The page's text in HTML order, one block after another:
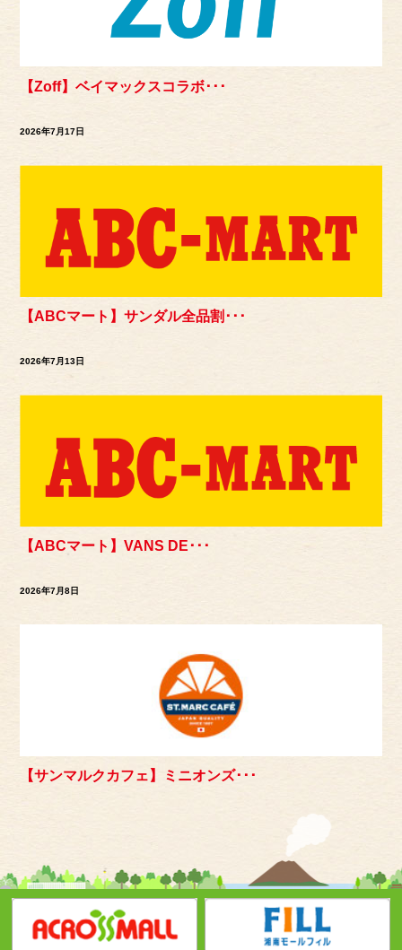
【Zoff】ベイマックスコラボ･･･
2026年7月17日
【ABCマート】サンダル全品割･･･
2026年7月13日
【ABCマート】VANS DE･･･
2026年7月8日
【サンマルクカフェ】ミニオンズ･･･